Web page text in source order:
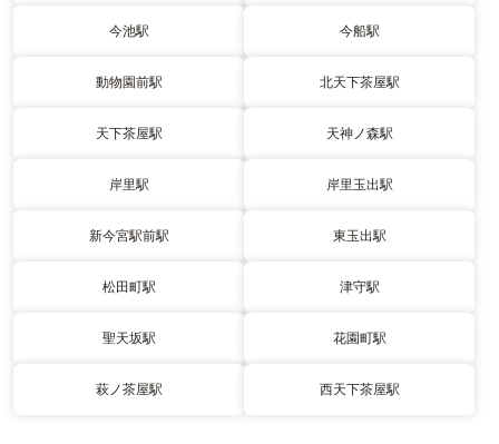
今池駅 今船駅
動物園前駅 北天下茶屋駅
天下茶屋駅 天神ノ森駅
岸里駅 岸里玉出駅
新今宮駅前駅 東玉出駅
松田町駅 津守駅
聖天坂駅 花園町駅
萩ノ茶屋駅 西天下茶屋駅